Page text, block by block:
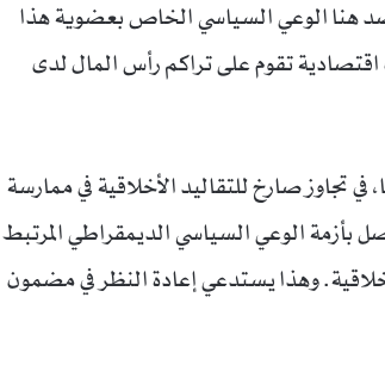
هنا الوعي السياسي الخاص بعضوية هذا
تقوم على تراكم رأس المال لدى
تجاوز صارخ للتقاليد الأخلاقية في ممارسة
بأزمة الوعي السياسي الديمقراطي المرتبط
وهذا يستدعي إعادة النظر في مضمون